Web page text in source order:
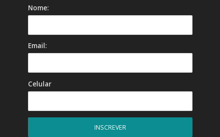
Nome:
Email:
Celular